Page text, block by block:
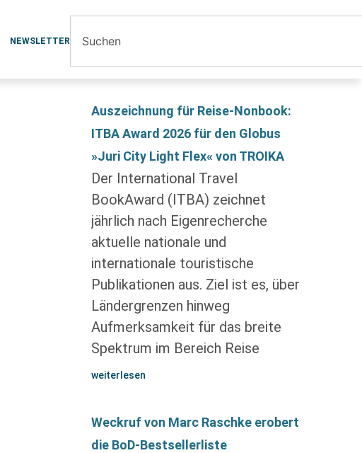
NEWSLETTER
Auszeichnung für Reise-Nonbook:
ITBA Award 2026 für den Globus
»Juri City Light Flex« von TROIKA
Der International Travel
BookAward (ITBA) zeichnet
jährlich nach Eigenrecherche
aktuelle nationale und
internationale touristische
Publikationen aus. Ziel ist es, über
Ländergrenzen hinweg
Aufmerksamkeit für das breite
Spektrum im Bereich Reise
weiterlesen
Weckruf von Marc Raschke erobert
die BoD-Bestsellerliste